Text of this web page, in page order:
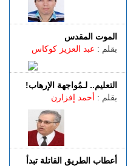
الموت المقدس
بقلم : عبد العزيز كوكاس
التعليم.. لـمُواجهة الإرهاب!
بقلم : أحمد إفزارن
أعطاب الطريق القاتلة تبدأ